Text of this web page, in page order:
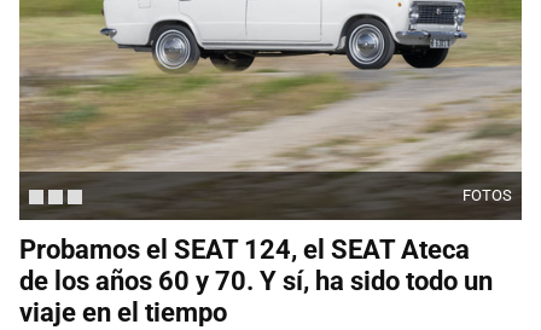
FOTOS
Probamos el SEAT 124, el SEAT Ateca
de los años 60 y 70. Y sí, ha sido todo un
viaje en el tiempo